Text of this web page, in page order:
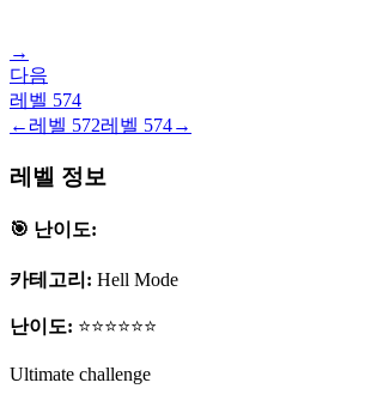
→
다음
레벨 574
← 레벨 572레벨 574→
레벨 정보
🎯 난이도:
카테고리: Hell Mode
난이도: ⭐⭐⭐⭐⭐⭐
Ultimate challenge